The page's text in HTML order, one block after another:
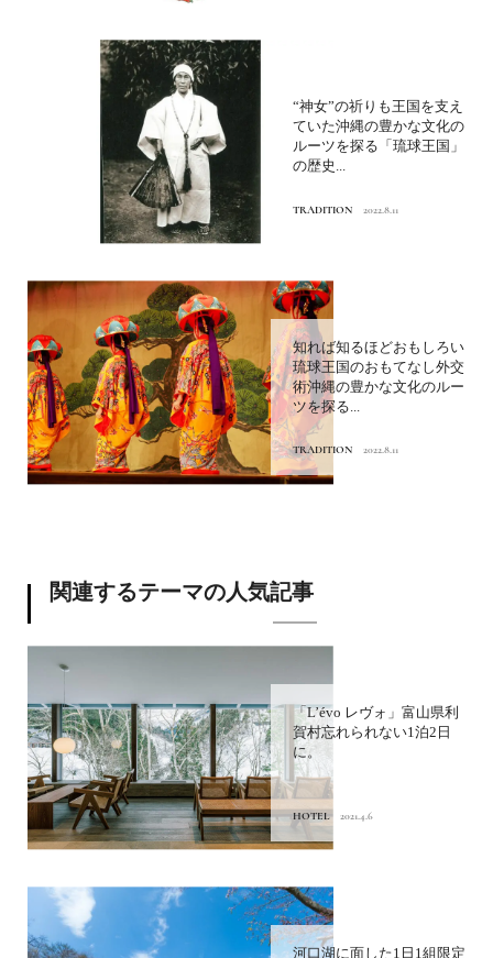
“神女”の祈りも王国を支え
ていた沖縄の豊かな文化の
ルーツを探る「琉球王国」
の歴史...
TRADITION 2022.8.11
知れば知るほどおもしろい
琉球王国のおもてなし外交
術沖縄の豊かな文化のルー
ツを探る...
TRADITION 2022.8.11
関連するテーマの人気記事
「L’évo レヴォ」富山県利
賀村忘れられない1泊2日
に。
HOTEL 2021.4.6
河口湖に面した1日1組限定